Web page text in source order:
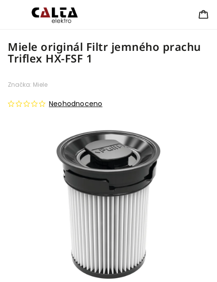
Miele originál Filtr jemného prachu
Triflex HX-FSF 1
Neohodnoceno
Značka: Miele